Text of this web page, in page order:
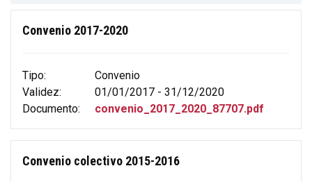
Convenio 2017-2020
Tipo:
Convenio
Validez:
01/01/2017 - 31/12/2020
Documento:
convenio_2017_2020_87707.pdf
Convenio colectivo 2015-2016